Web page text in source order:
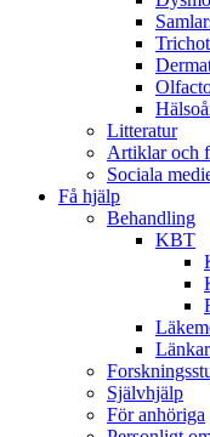
Litteratur
Artiklar och
Sociala
Få hjälp
Behandling
KBT
Självhjälp
För anhöriga